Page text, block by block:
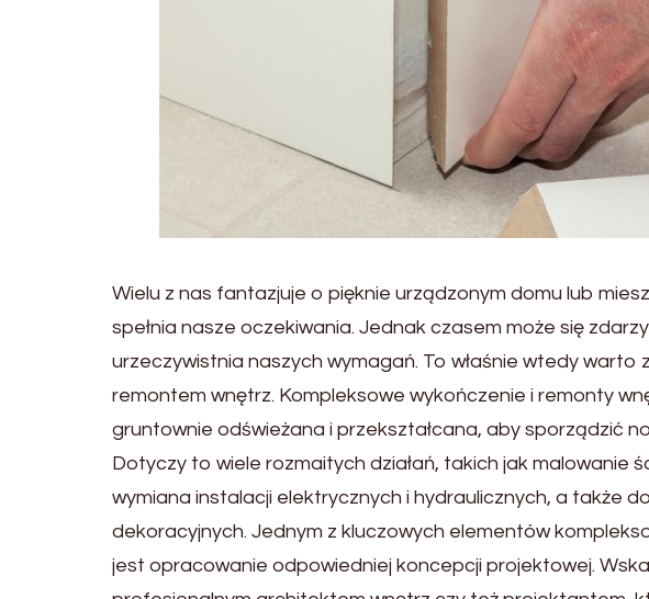
Wielu z nas fantazjuje o pięknie urządzonym domu lub
spełnia nasze oczekiwania. Jednak czasem może się
urzeczywistnia naszych wymagań. To właśnie wtedy
remontem wnętrz. Kompleksowe wykończenie i remonty
gruntownie odświeżana i przekształcana, aby sporządzić
Dotyczy to wiele rozmaitych działań, takich jak malowanie
wymiana instalacji elektrycznych i hydraulicznych, a także
dekoracyjnych. Jednym z kluczowych elementów
jest opracowanie odpowiedniej koncepcji projektowej.